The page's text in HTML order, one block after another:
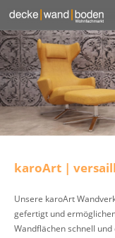
karoArt |
Unsere karoArt
gefertigt und
Wandflächen schnell